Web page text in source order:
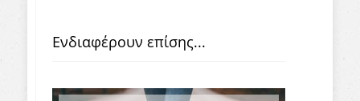
Ενδιαφέρουν επίσης...